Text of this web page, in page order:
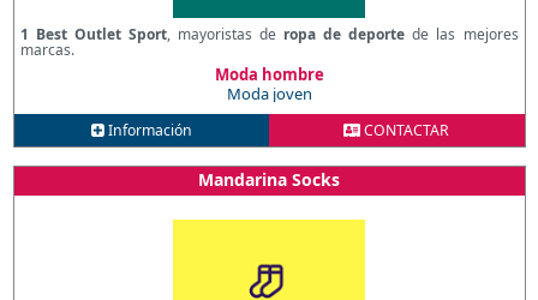
1 Best Outlet Sport, mayoristas de ropa de deportede las mejores
marcas.
Moda hombre
Moda joven
Información CONTACTAR
Mandarina Socks